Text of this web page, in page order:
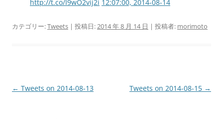
http://t.co/I9wO2vij2i 12:07:00, 2014-08-14
カテゴリー:Tweets | 投稿日:2014 年 8 月 14 日 | 投稿者: morimoto
投
← Tweets on 2014-08-13 Tweets on 2014-08-15 →